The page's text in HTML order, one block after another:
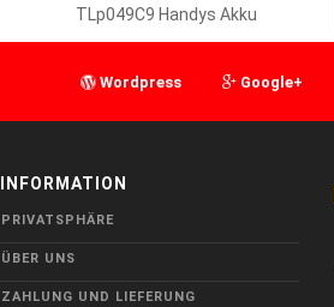
TLp049C9 Handys Akku
Wordpress Google+
INFORMATION
PRIVATSPHÄRE
ÜBER UNS
ZAHLUNG UND LIEFERUNG